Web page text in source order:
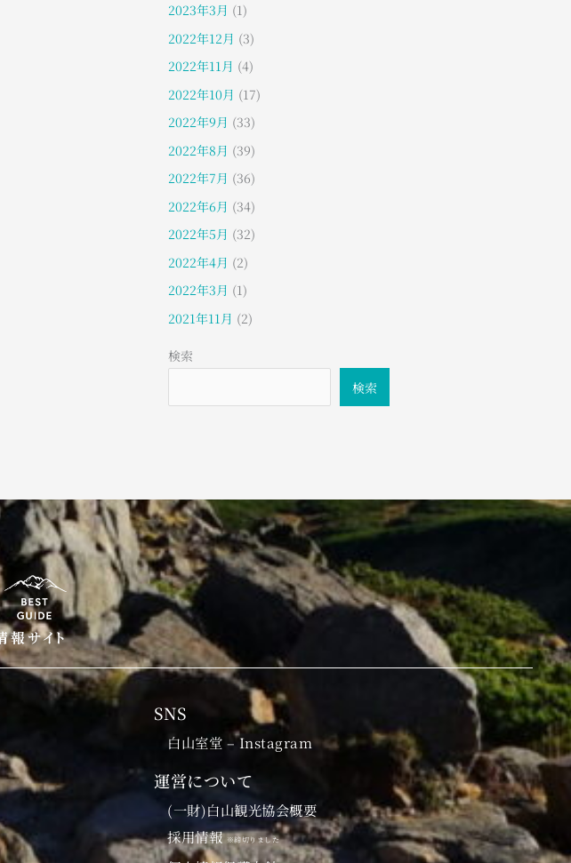
2023年3月 (1)
2022年12月 (3)
2022年11月 (4)
2022年10月 (17)
2022年9月 (33)
2022年8月 (39)
2022年7月 (36)
2022年6月 (34)
2022年5月 (32)
2022年4月 (2)
2022年3月 (1)
2021年11月 (2)
検索
検索
SNS
白山室堂 – Instagram
運営について
(一財)白山観光協会概要
採用情報※締切りました